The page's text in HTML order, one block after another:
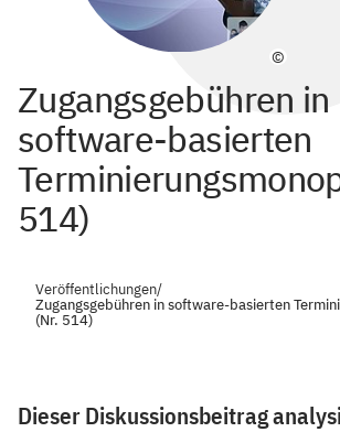
©
Zugangsgebühren in
software-basierten
514)
Veröffentlichungen/
Zugangsgebühren in software-basierten
(Nr. 514)
Dieser Diskussionsbeitrag